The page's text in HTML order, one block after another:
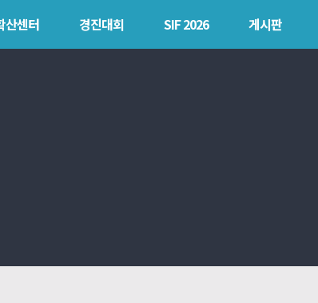
산센터 경진대회 SIF 2026 게시판